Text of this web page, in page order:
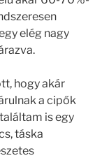
elég nagy
hogy akár
a cipők
is egy
táska